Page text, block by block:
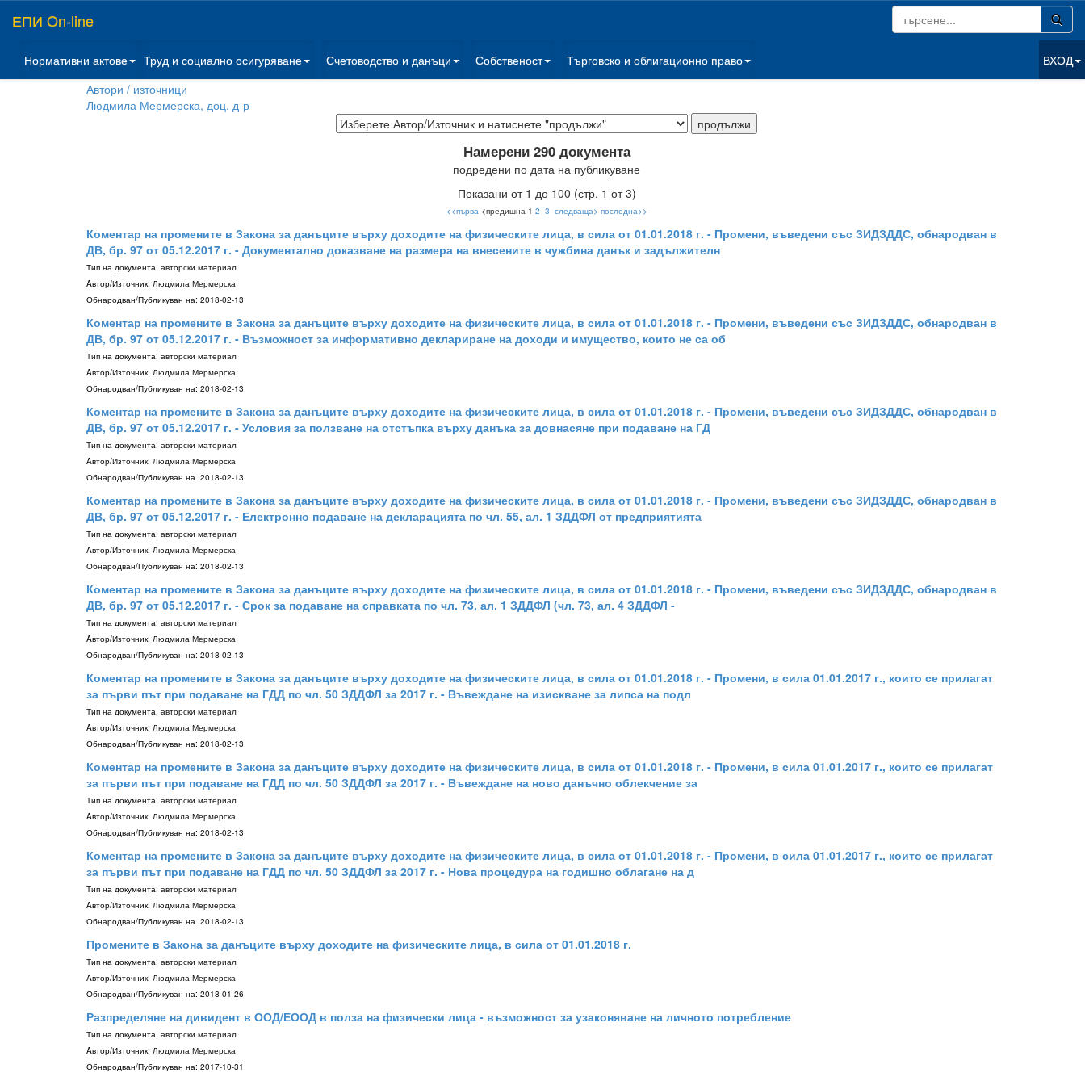
ЕПИ On-line
Нормативни актове Труд и социално осигуряване Счетоводство и данъци Собственост Търговско и облигационно право
ВХОД
Автори / източници
Людмила Мермерска, доц. д-р
Намерени 290 документа
подредени по дата на публикуване
Показани от 1 до 100 (стр. 1 от 3)
<<първа<предишна 1 2 3 следваща> последна>>
Коментар на промените в Закона за данъците върху доходите на физическите лица, в сила от 01.01.2018 г. - Промени, въведени със ЗИДЗДДС, обнародван в
ДВ, бр. 97 от 05.12.2017 г. - Документално доказване на размера на внесените в чужбина данък и задължителн
Тип на документа: авторски материал
Aвтор/Източник: Людмила Мермерска
Обнародван/Публикуван на: 2018-02-13
Коментар на промените в Закона за данъците върху доходите на физическите лица, в сила от 01.01.2018 г. - Промени, въведени със ЗИДЗДДС, обнародван в
ДВ, бр. 97 от 05.12.2017 г. - Възможност за информативно деклариране на доходи и имущество, които не са об
Тип на документа: авторски материал
Aвтор/Източник: Людмила Мермерска
Обнародван/Публикуван на: 2018-02-13
Коментар на промените в Закона за данъците върху доходите на физическите лица, в сила от 01.01.2018 г. - Промени, въведени със ЗИДЗДДС, обнародван в
ДВ, бр. 97 от 05.12.2017 г. - Условия за ползване на отстъпка върху данъка за довнасяне при подаване на ГД
Тип на документа: авторски материал
Aвтор/Източник: Людмила Мермерска
Обнародван/Публикуван на: 2018-02-13
Коментар на промените в Закона за данъците върху доходите на физическите лица, в сила от 01.01.2018 г. - Промени, въведени със ЗИДЗДДС, обнародван в
ДВ, бр. 97 от 05.12.2017 г. - Електронно подаване на декларацията по чл. 55, ал. 1 ЗДДФЛ от предприятията
Тип на документа: авторски материал
Aвтор/Източник: Людмила Мермерска
Обнародван/Публикуван на: 2018-02-13
Коментар на промените в Закона за данъците върху доходите на физическите лица, в сила от 01.01.2018 г. - Промени, въведени със ЗИДЗДДС, обнародван в
ДВ, бр. 97 от 05.12.2017 г. - Срок за подаване на справката по чл. 73, ал. 1 ЗДДФЛ (чл. 73, ал. 4 ЗДДФЛ -
Тип на документа: авторски материал
Aвтор/Източник: Людмила Мермерска
Обнародван/Публикуван на: 2018-02-13
Коментар на промените в Закона за данъците върху доходите на физическите лица, в сила от 01.01.2018 г. - Промени, в сила 01.01.2017 г., които се прилагат
за първи път при подаване на ГДД по чл. 50 ЗДДФЛ за 2017 г. - Въвеждане на изискване за липса на подл
Тип на документа: авторски материал
Aвтор/Източник: Людмила Мермерска
Обнародван/Публикуван на: 2018-02-13
Коментар на промените в Закона за данъците върху доходите на физическите лица, в сила от 01.01.2018 г. - Промени, в сила 01.01.2017 г., които се прилагат
за първи път при подаване на ГДД по чл. 50 ЗДДФЛ за 2017 г. - Въвеждане на ново данъчно облекчение за
Тип на документа: авторски материал
Aвтор/Източник: Людмила Мермерска
Обнародван/Публикуван на: 2018-02-13
Коментар на промените в Закона за данъците върху доходите на физическите лица, в сила от 01.01.2018 г. - Промени, в сила 01.01.2017 г., които се прилагат
за първи път при подаване на ГДД по чл. 50 ЗДДФЛ за 2017 г. - Нова процедура на годишно облагане на д
Тип на документа: авторски материал
Aвтор/Източник: Людмила Мермерска
Обнародван/Публикуван на: 2018-02-13
Промените в Закона за данъците върху доходите на физическите лица, в сила от 01.01.2018 г.
Тип на документа: авторски материал
Aвтор/Източник: Людмила Мермерска
Обнародван/Публикуван на: 2018-01-26
Разпределяне на дивидент в ООД/ЕООД в полза на физически лица - възможност за узаконяване на личното потребление
Тип на документа: авторски материал
Aвтор/Източник: Людмила Мермерска
Обнародван/Публикуван на: 2017-10-31